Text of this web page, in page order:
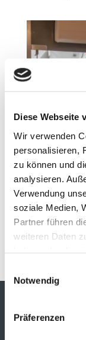
Diese Webseite
Wir verwenden
personalisieren,
zu können und
analysieren.
Verwendung
soziale Medien,
Partner führen
weiteren Daten
Notwendig
Präferenzen
Neueste
Eröffnung 01.